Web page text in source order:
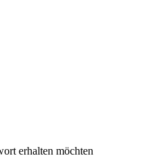
erhalten möchten